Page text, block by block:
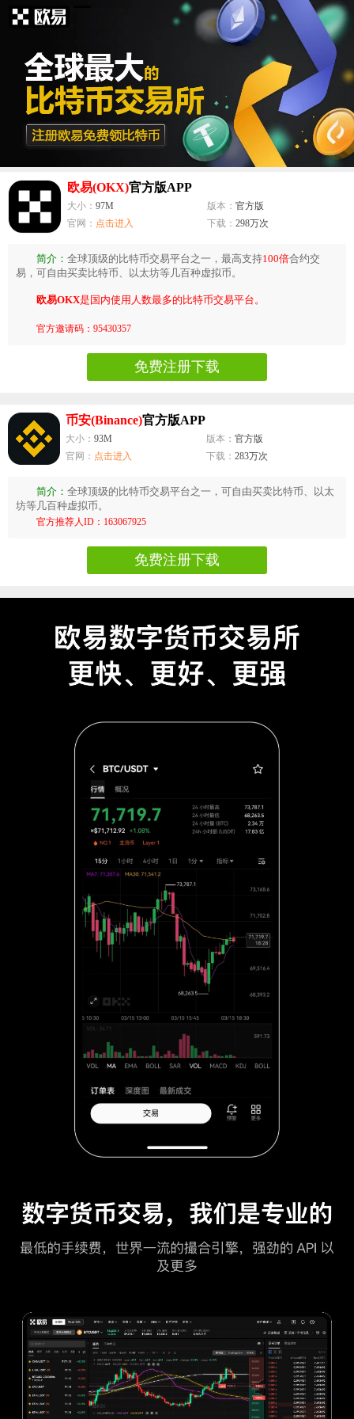
欧易(OKX)官方版APP
大小： 97M 版本： 官方版
官网： 点击进入 下载： 298万次
简介： 全球顶级的比特币交易平台之一，最高支持100倍合约交
易，可自由买卖比特币、以太坊等几百种虚拟币。
欧易OKX是国内使用人数最多的比特币交易平台。
官方邀请码：95430357
免费注册下载
币安(Binance)官方版APP
大小： 93M 版本： 官方版
官网： 点击进入 下载： 283万次
简介： 全球顶级的比特币交易平台之一，可自由买卖比特币、以太
坊等几百种虚拟币。
官方推荐人ID：163067925
免费注册下载